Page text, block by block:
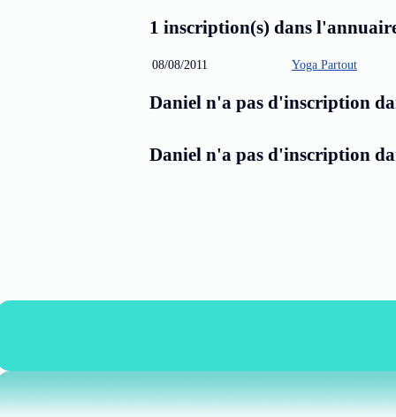
1 inscription(s) dans
08/08/2011 Yoga Partout
Daniel n'a pas d'inscription
Daniel n'a pas d'inscription